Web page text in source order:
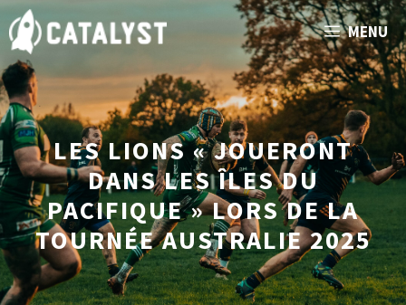
Aller
au
contenu
MENU
LES LIONS « JOUERONT
DANS LES ÎLES DU
PACIFIQUE » LORS DE LA
TOURNÉE AUSTRALIE 2025